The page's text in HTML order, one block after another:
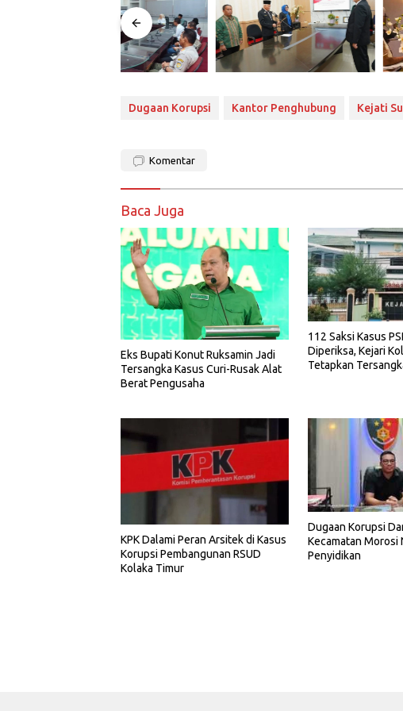
Dugaan Korupsi Kantor Penghubung Kejati
Komentar
Baca Juga
Eks Bupati Konut Ruksamin Jadi
Tersangka Kasus Curi-Rusak Alat
Berat Pengusaha
112 Saksi Kasus
Diperiksa, Kejari
Tetapkan
KPK Dalami Peran Arsitek di Kasus
Korupsi Pembangunan RSUD
Kolaka Timur
Dugaan Korupsi
Kecamatan Morosi
Penyidikan